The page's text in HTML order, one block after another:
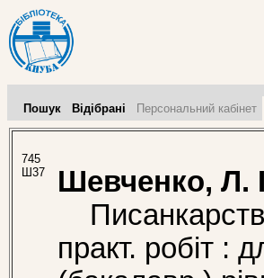
Пошук Відібрані Персональний кабінет
745
Ш37
Шевченко, Л.
практ. робіт :